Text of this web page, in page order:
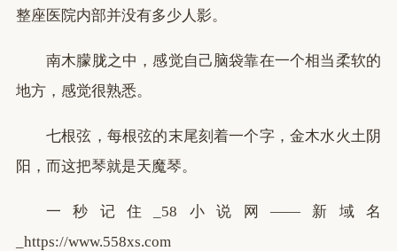
整座医院内部并没有多少人影。
南木朦胧之中，感觉自己脑袋靠在一个相当柔软的
地方，感觉很熟悉。
七根弦，每根弦的末尾刻着一个字，金木水火土阴
阳，而这把琴就是天魔琴。
一秒记住_58小说网——新域名
_https://www.558xs.com